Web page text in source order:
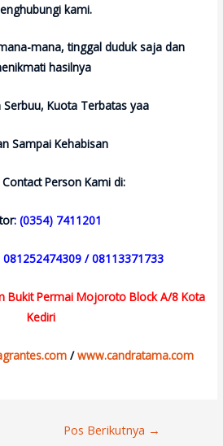
kami.
mana, tinggal duduk saja dan
hasilnya
Kuota Terbatas yaa
Sampai Kehabisan
Person Kami di:
: (0354) 7411201
081252474309 / 08113371733
Bukit Permai Mojoroto Block A/8 Kota
Kediri
/www.candratama.com
Pos Berikutnya →